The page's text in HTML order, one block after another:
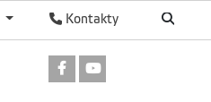
Kontakty
Odkaz na Facebook